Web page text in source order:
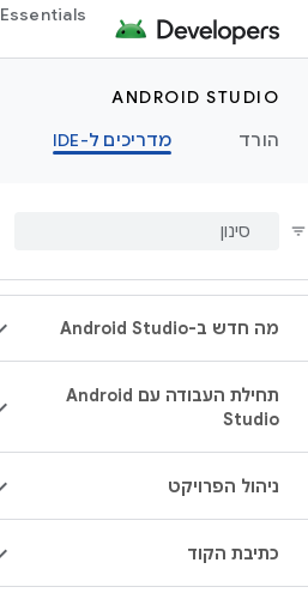
Essentials
ANDROID STUDIO
הורד
מדריכים ל-IDE
מה חדש ב-Android Studio
תחילת העבודה עם Android
Studio
ניהול הפרויקט
כתיבת הקוד